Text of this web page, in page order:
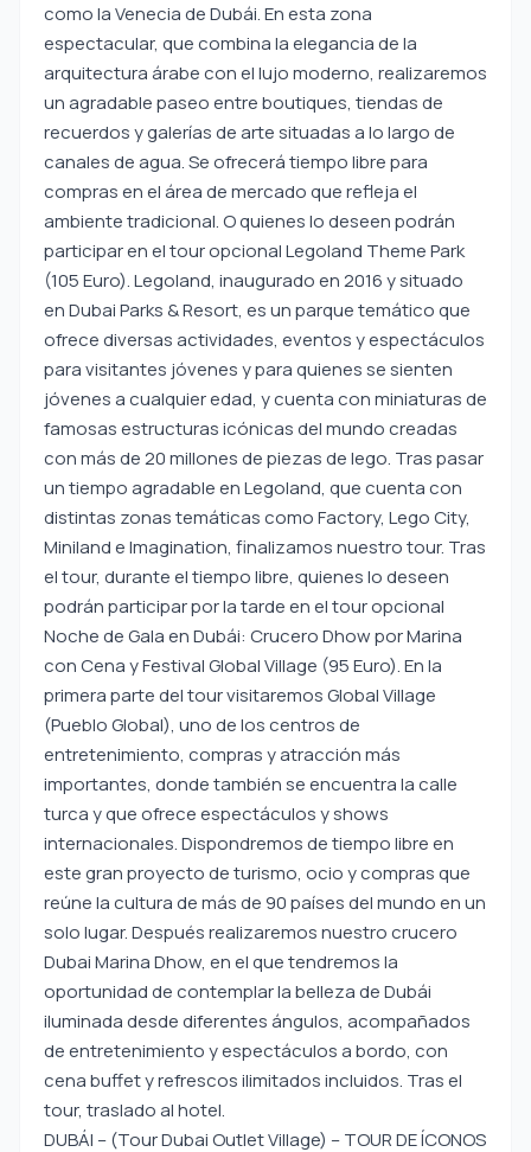
como la Venecia de Dubái. En esta zona
espectacular, que combina la elegancia de la
arquitectura árabe con el lujo moderno, realizaremos
un agradable paseo entre boutiques, tiendas de
recuerdos y galerías de arte situadas a lo largo de
canales de agua. Se ofrecerá tiempo libre para
compras en el área de mercado que refleja el
ambiente tradicional. O quienes lo deseen podrán
participar en el tour opcional Legoland Theme Park
(105 Euro). Legoland, inaugurado en 2016 y situado
en Dubai Parks & Resort, es un parque temático que
ofrece diversas actividades, eventos y espectáculos
para visitantes jóvenes y para quienes se sienten
jóvenes a cualquier edad, y cuenta con miniaturas de
famosas estructuras icónicas del mundo creadas
con más de 20 millones de piezas de lego. Tras pasar
un tiempo agradable en Legoland, que cuenta con
distintas zonas temáticas como Factory, Lego City,
Miniland e Imagination, finalizamos nuestro tour. Tras
el tour, durante el tiempo libre, quienes lo deseen
podrán participar por la tarde en el tour opcional
Noche de Gala en Dubái: Crucero Dhow por Marina
con Cena y Festival Global Village (95 Euro). En la
primera parte del tour visitaremos Global Village
(Pueblo Global), uno de los centros de
entretenimiento, compras y atracción más
importantes, donde también se encuentra la calle
turca y que ofrece espectáculos y shows
internacionales. Dispondremos de tiempo libre en
este gran proyecto de turismo, ocio y compras que
reúne la cultura de más de 90 países del mundo en un
solo lugar. Después realizaremos nuestro crucero
Dubai Marina Dhow, en el que tendremos la
oportunidad de contemplar la belleza de Dubái
iluminada desde diferentes ángulos, acompañados
de entretenimiento y espectáculos a bordo, con
cena buffet y refrescos ilimitados incluidos. Tras el
tour, traslado al hotel.
DUBÁI – (Tour Dubai Outlet Village) – TOUR DE ÍCONOS